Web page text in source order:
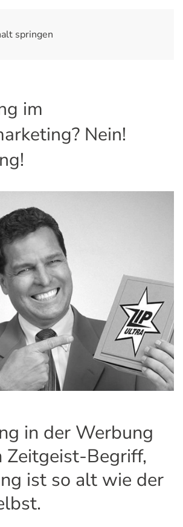
springen
im
Nein!
in der Werbung
Zeitgeist-Begriff,
ist so alt wie der